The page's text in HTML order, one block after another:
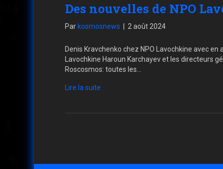
Des nouvelles de NPO
Par kosmosnews 2 août 2024
Denis Kravchenko chez NPO Lavochkine avec
Lavochkine Haroun Karchayev et les directeurs
Roscosmos: toutes les…
Lire la suite